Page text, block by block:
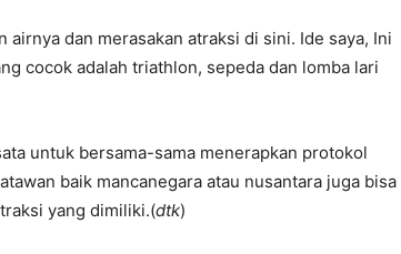
airnya dan merasakan atraksi di sini. Ide saya, Ini
cocok adalah triathlon, sepeda dan lomba lari
untuk bersama-sama menerapkan protokol
baik mancanegara atau nusantara juga bisa
yang dimiliki.(dtk)